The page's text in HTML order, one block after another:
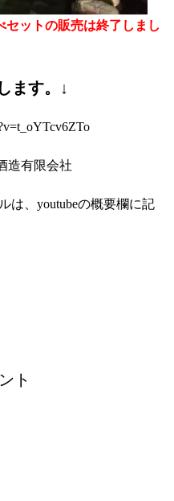
ットの販売は終了しまし
ます。↓
造有限会社
は、youtubeの概要欄に記
ト